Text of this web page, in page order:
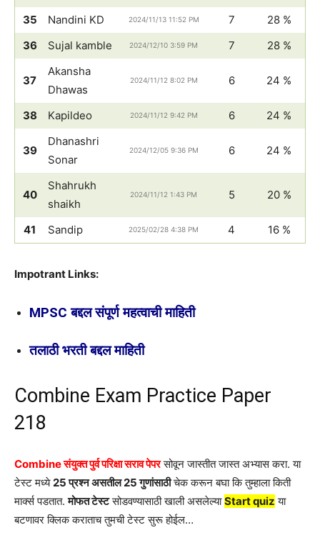
35 Nandini KD 2024/11/13 11:52 PM 7
28 %
36
Sujal kamble 2024/12/10 3:59 PM 7 28 %
37
Akansha
Dhawas
2024/11/12 8:02 PM 6 24 %
38 Kapildeo 2024/11/12 9:42 PM 6 24 %
39
Dhanashri
Sonar
2024/12/05 9:36 PM 6 24 %
40
Shahrukh
shaikh
2024/11/12 1:43 PM 5 20 %
41 Sandip 2025/02/28 4:38 PM 4 16 %
Impotrant Links:
MPSC बद्दल संपूर्ण महत्वाची माहिती
तलाठी भरती बद्दल माहिती
Combine Exam Practice Paper
218
Combine संयुक्त पुर्व परिक्षा सराव पेपरसोवून जास्तीत जास्त अभ्यास करा. या
टेस्ट मध्ये25 प्रश्न असतील 25 गुणांसाठीचेक करून बघा कि तुम्हाला किती
मार्क्स पडतात.मोफत टेस्टसोडवण्यासाठी खाली असलेल्याStart quiz या
बटणावर क्लिक कराताच तुमची टेस्ट सुरू होईल…